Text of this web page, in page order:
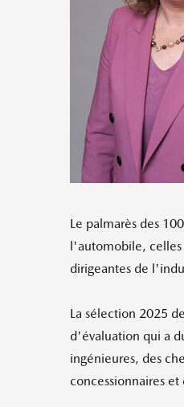
Le palmarès des
l'automobile, celles
dirigeantes de
La sélection 2025
d'évaluation qui a
ingénieures, des
concessionnaires